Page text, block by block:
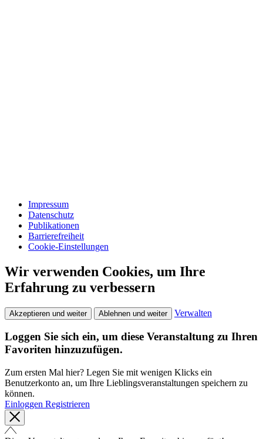
Impressum
Datenschutz
Publikationen
Barrierefreiheit
Cookie-Einstellungen
Wir verwenden Cookies, um Ihre
Erfahrung zu verbessern
Akzeptieren und weiter Ablehnen und weiter Verwalten
Loggen Sie sich ein, um diese Veranstaltung zu Ihren
Favoriten hinzuzufügen.
Zum ersten Mal hier? Legen Sie mit wenigen Klicks ein
Benutzerkonto an, um Ihre Lieblingsveranstaltungen speichern zu
können.
Einloggen Registrieren